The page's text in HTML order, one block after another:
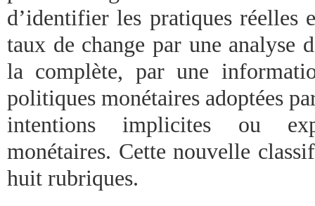
d’identifier les pratiques réelles
taux de change par une analyse
la complète, par une
politiques monétaires adoptées
intentions implicites ou
monétaires. Cette nouvelle
huit rubriques.